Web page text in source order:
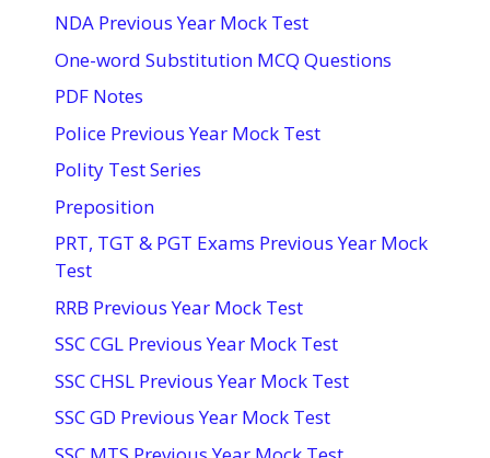
NDA Previous Year Mock Test
One-word Substitution MCQ Questions
PDF Notes
Police Previous Year Mock Test
Polity Test Series
Preposition
PRT, TGT & PGT Exams Previous Year Mock
Test
RRB Previous Year Mock Test
SSC CGL Previous Year Mock Test
SSC CHSL Previous Year Mock Test
SSC GD Previous Year Mock Test